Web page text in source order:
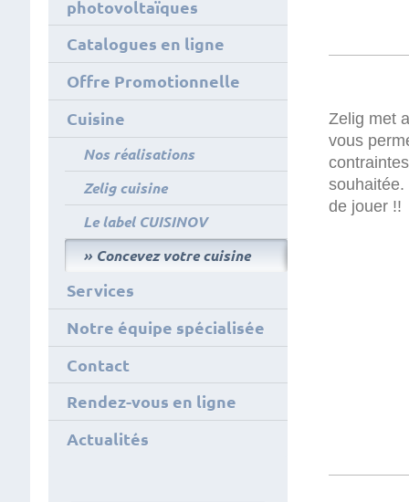
Zelig met
vous
souhaitée.
de jouer !!
photovoltaïques
Catalogues en ligne
Offre Promotionnelle
Cuisine
Nos réalisations
Zelig cuisine
Le label CUISINOV
Concevez votre cuisine
Services
Notre équipe spécialisée
Contact
Rendez-vous en ligne
Actualités